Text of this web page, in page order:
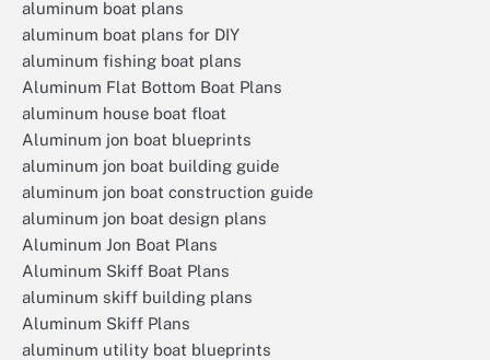
aluminum boat plans
aluminum boat plans for DIY
aluminum fishing boat plans
Aluminum Flat Bottom Boat Plans
aluminum house boat float
Aluminum jon boat blueprints
aluminum jon boat building guide
aluminum jon boat construction guide
aluminum jon boat design plans
Aluminum Jon Boat Plans
Aluminum Skiff Boat Plans
aluminum skiff building plans
Aluminum Skiff Plans
aluminum utility boat blueprints